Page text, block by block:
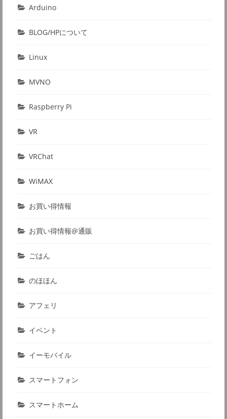
Arduino
BLOG/HPについて
Linux
MVNO
Raspberry Pi
VR
VRChat
WiMAX
お買い得情報
お買い得情報@通販
ごはん
のほほん
アフェリ
イベント
イーモバイル
スマートフォン
スマートホーム